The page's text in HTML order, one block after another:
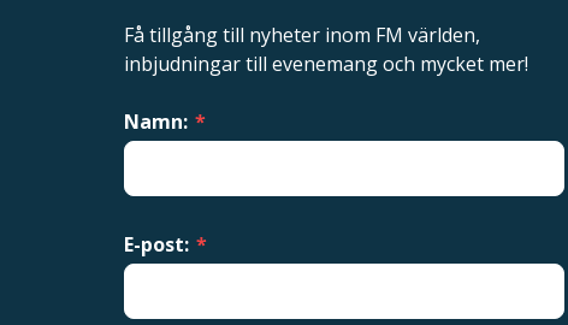
Få tillgång till nyheter inom FM världen,
inbjudningar till evenemang och mycket mer!
Namn: *
E-post: *